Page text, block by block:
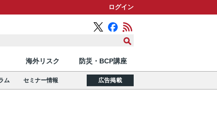
ログイン
海外リスク 防災・BCP講座
ム セミナー情報 広告掲載